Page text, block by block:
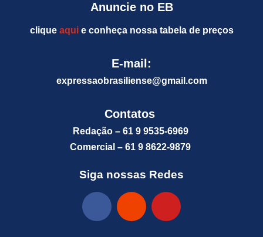
Anuncie no EB
clique aquie conheça nossa tabela de preços
E-mail:
expressaobrasiliense@gmail.com
Contatos
Redação – 61 9 9535-6969
Comercial – 61 9 8622-9879
Siga nossas Redes